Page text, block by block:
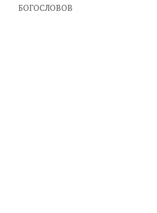
БОГОСЛОВОВ